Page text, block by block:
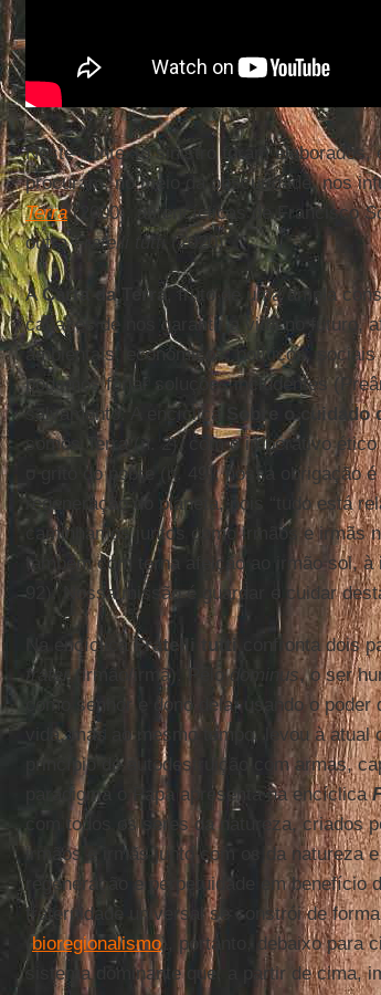
Neste contexto sinistro foram
procuram, no meio da obscuridade, nos
Terra(2000), as encíclicas de Francisco
outraFratelli tutti (2020).
ACarta da Terra, fruto de uma ampla
capazes de nos garantir a vida no futuro,
ambientais, econômicos, políticos,
podemos forjar soluções includentes
salvamento. A encíclica
Sobre o cuidado
somos Terra (n. 2), com o imperativo
o grito do pobre (n. 49); nossa obrigação
regeneração do planeta, pois “tudo está
caminhamos juntos como irmãos e irmãs
também com terna afeição ao irmão sol,
92). Nossa missão é guardar e cuidar
Na encíclicaFratelli tutti confronta dois
frater(irmão/irmã). Pelodominus, o ser
como senhor e dono dela; usando o
vida, mas ao mesmo tempo, levou à
princípio de autodestruição com armas,
paradigma o Papa apresenta na encíclica
com todos os seres da natureza, criados
irmãos e irmãs junto com os da natureza
regeneração e perpetuidade em benefício
fraternidade universal se constrói de
bioregionalismo), portanto, debaixo para
sistema dominante que, a partir de cima,